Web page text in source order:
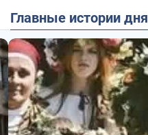
Главные истории дня